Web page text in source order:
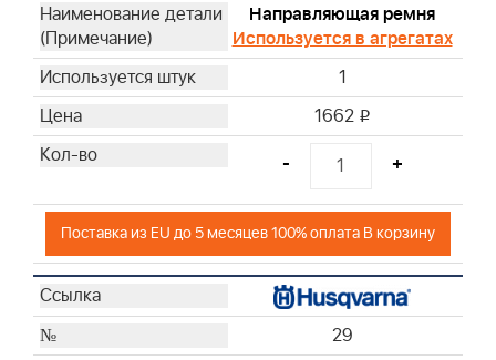
Направляющая ремня
Используется в агрегатах
1
1662 i
- +
Поставка из EU до 5 месяцев 100% оплата В корзину
29